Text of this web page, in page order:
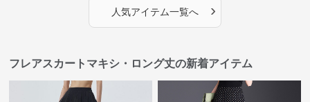
人気アイテム一覧へ ›
フレアスカートマキシ・ロング丈の新着アイテム